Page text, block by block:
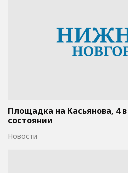
Площадка на Касьянова, 4
состоянии
Новости